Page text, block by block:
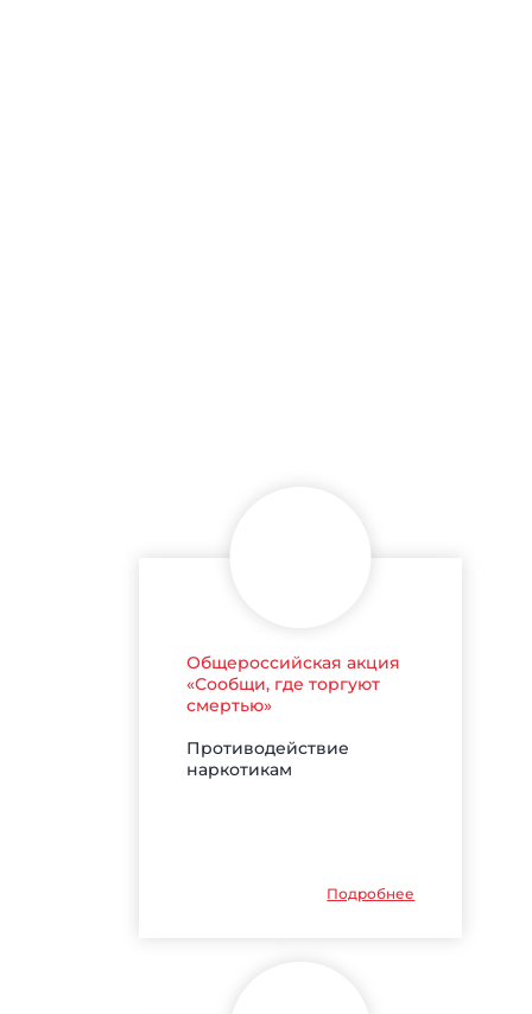
Общероссийская акция
«Сообщи, где торгуют
смертью»
Противодействие
наркотикам
Подробнее